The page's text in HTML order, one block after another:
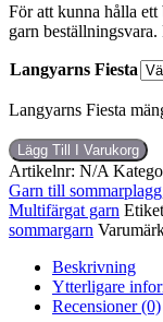
För att kunna hålla
garn
Langyarns Fiesta
Langyarns Fiesta
Lägg Till I Varukorg
Artikelnr: N/A
Garn till sommarplagg
Multifärgat garn
sommargarn
Beskrivning
Ytterligare
Recensioner (0)